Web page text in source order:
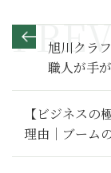
旭川クラ
職人が手
【ビジネスの
理由｜ブーム